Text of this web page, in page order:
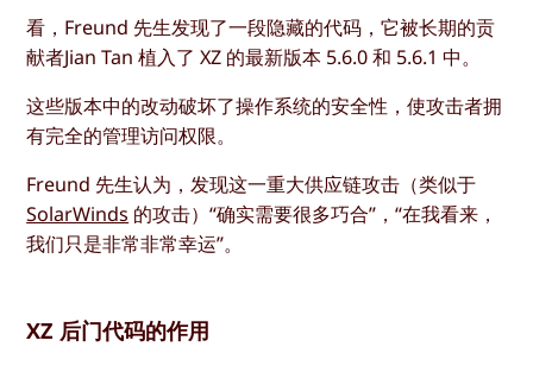
看，Freund 先生发现了一段隐藏的代码，它被长期的贡
献者Jian Tan 植入了 XZ 的最新版本 5.6.0 和 5.6.1 中。
这些版本中的改动破坏了操作系统的安全性，使攻击者拥
有完全的管理访问权限。
Freund 先生认为，发现这一重大供应链攻击（类似于
SolarWinds 的攻击）“确实需要很多巧合”，“在我看来，
我们只是非常非常幸运”。
XZ 后门代码的作用